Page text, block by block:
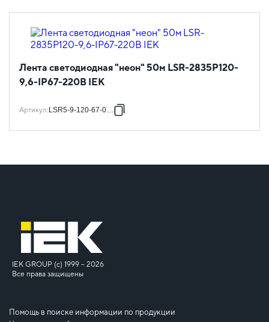
Лента светодиодная "неон" 50м LSR-2835P120-
9,6-IP67-220В IEK
Артикул:LSR5-9-120-67-0-50
IEK GROUP (c) 1999 – 2026
Все права защищены
Помощь в поиске информации по продукции